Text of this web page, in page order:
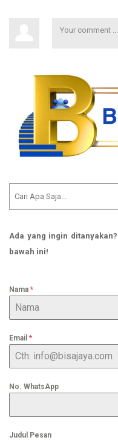
Ada yang ingin
bawah ini!
Nama *
Email *
No. WhatsApp
Judul Pesan